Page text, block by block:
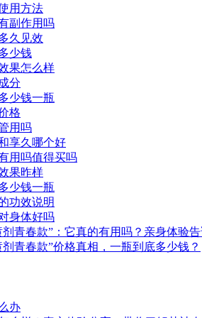
用方法
副作用吗
久见效
少钱
果怎么样
分
少钱一瓶
格
用吗
享久哪个好
用吗值得买吗
果昨样
少钱一瓶
功效说明
身体好吗
青春款”：它真的有用吗？亲身体验告
青春款”价格真相，一瓶到底多少钱？
办